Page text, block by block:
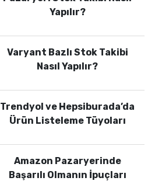
Yapılır?
Varyant Bazlı Stok Takibi
Nasıl Yapılır?
Trendyol ve Hepsiburada’da
Ürün Listeleme Tüyoları
Amazon Pazaryerinde
Başarılı Olmanın İpuçları